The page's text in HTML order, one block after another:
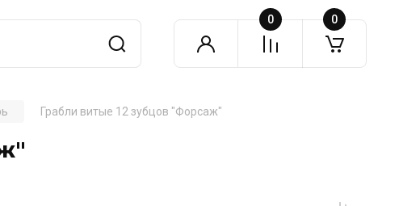
0 0
Грабли витые 12 зубцов "Форсаж"